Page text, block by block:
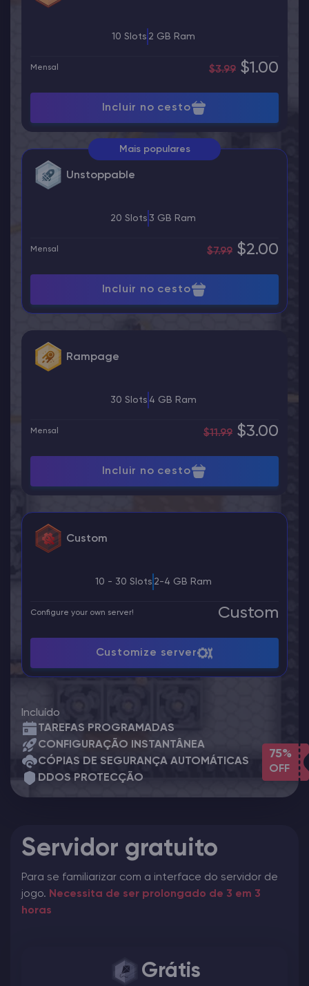
75%
OFF
10 Slots 2 GB Ram
Mensal $3.99 $1.00
Incluir no cesto
Mais populares
Unstoppable
20 Slots 3 GB Ram
Mensal $7.99 $2.00
Incluir no cesto
Rampage
30 Slots 4 GB Ram
Mensal $11.99 $3.00
Incluir no cesto
Custom
10 - 30 Slots 2-4 GB Ram
Configure your own server! Custom
Customize server
Incluído
TAREFAS PROGRAMADAS
CONFIGURAÇÃO INSTANTÂNEA
CÓPIAS DE SEGURANÇA AUTOMÁTICAS
DDOS PROTECÇÃO
Servidor gratuito
Para se familiarizar com a interface do servidor de
jogo. Necessita de ser prolongado de 3 em 3
horas
Grátis